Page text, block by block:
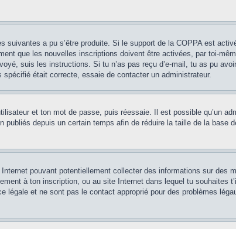
a pu s’être produite. Si le support de la COPPA est
que les nouvelles inscriptions doivent être activées, par toi-
suis les instructions. Si tu n’as pas reçu d’e-mail, tu as pu
spécifié était correcte, essaie de contacter un administrateur.
et ton mot de passe, puis réessaie. Il est possible qu’un
depuis un certain temps afin de réduire la taille de la base
pouvant potentiellement collecter des informations sur des
à ton inscription, ou au site Internet dans lequel tu souhaites
légale et ne sont pas le contact approprié pour des problèmes